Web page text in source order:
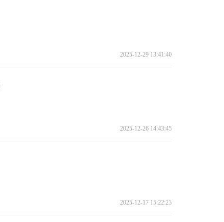
2025-12-29 13:41:40
2025-12-26 14:43:45
2025-12-17 15:22:23